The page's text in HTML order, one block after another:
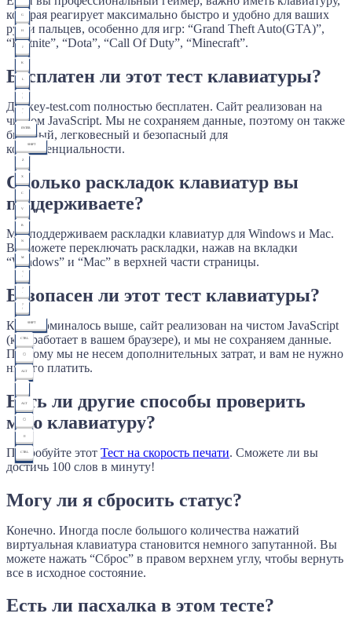
G
H
J
K
L
:
;
"
'
ENTER
SHIFT
Z
X
C
V
B
N
M
<
,
>
?
/
SHIFT
CTRL
ALT
ALT
CTRL
которая реагирует максимально быстро и удобно для ваших
рук и пальцев, особенно для игр: “Grand Theft Auto(GTA)”,
“Fortnite”, “Dota”, “Call Of Duty”, “Minecraft”.
Бесплатен ли этот тест клавиатуры?
Да! key-test.com полностью бесплатен. Сайт реализован на
чистом JavaScript. Мы не сохраняем данные, поэтому он также
быстрый, легковесный и безопасный для
конфиденциальности.
Сколько раскладок клавиатур вы
поддерживаете?
Мы поддерживаем раскладки клавиатур для Windows и Mac.
Вы можете переключать раскладки, нажав на вкладки
“Windows” и “Mac” в верхней части страницы.
Безопасен ли этот тест клавиатуры?
Как упоминалось выше, сайт реализован на чистом JavaScript
(код работает в вашем браузере), и мы не сохраняем данные.
Поэтому мы не несем дополнительных затрат, и вам не нужно
ничего платить.
Есть ли другие способы проверить
мою клавиатуру?
Попробуйте этот Тест на скорость печати. Сможете ли вы
достичь 100 слов в минуту!
Могу ли я сбросить статус?
Конечно. Иногда после большого количества нажатий
виртуальная клавиатура становится немного запутанной. Вы
можете нажать “Сброс” в правом верхнем углу, чтобы вернуть
все в исходное состояние.
Есть ли пасхалка в этом тесте?